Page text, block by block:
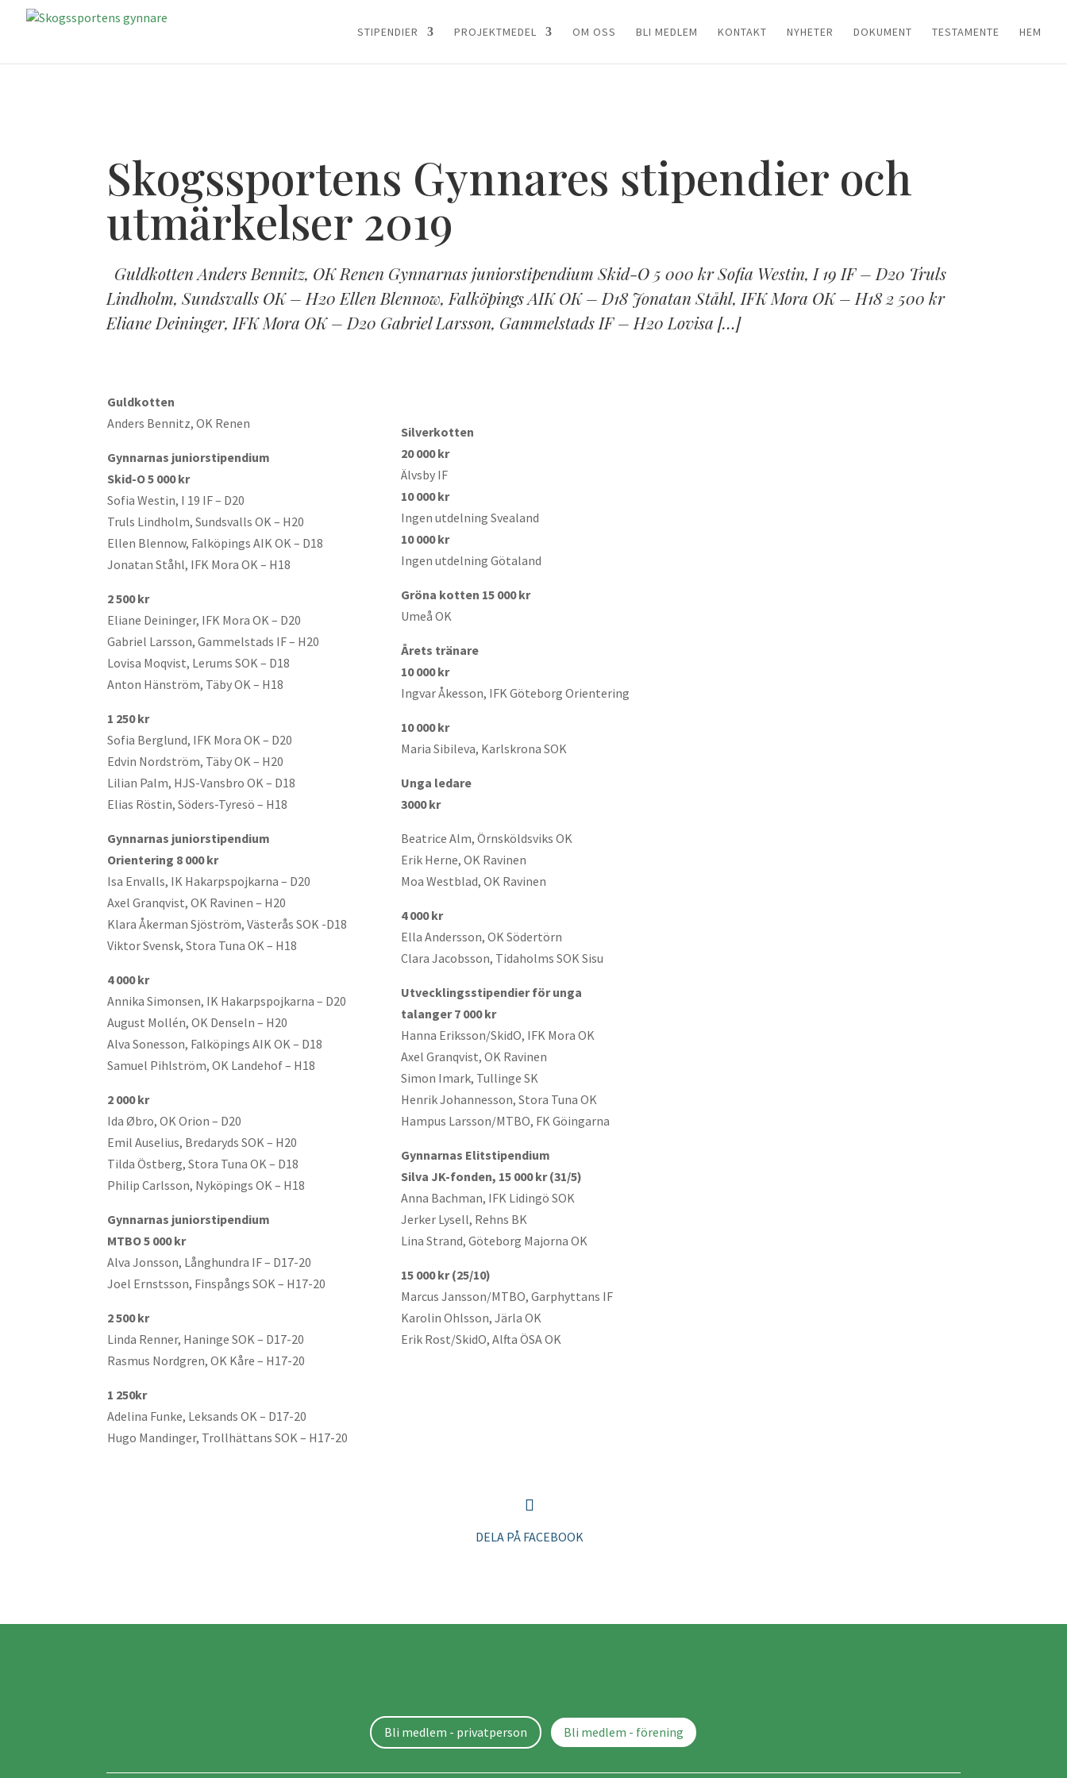
STIPENDIER PROJEKTMEDEL OM OSS BLI MEDLEM KONTAKT NYHETER DOKUMENT TESTAMENTE HEM
Skogssportens Gynnares stipendier och
utmärkelser 2019
Guldkotten Anders Bennitz, OK Renen Gynnarnas juniorstipendium Skid-O 5 000 kr Sofia Westin, I 19 IF – D20 Truls
Lindholm, Sundsvalls OK – H20 Ellen Blennow, Falköpings AIK OK – D18 Jonatan Ståhl, IFK Mora OK – H18 2 500 kr
Eliane Deininger, IFK Mora OK – D20 Gabriel Larsson, Gammelstads IF – H20 Lovisa […]
Guldkotten
Anders Bennitz, OK Renen
Gynnarnas juniorstipendium
Skid-O 5 000 kr
Sofia Westin, I 19 IF – D20
Truls Lindholm, Sundsvalls OK – H20
Ellen Blennow, Falköpings AIK OK – D18
Jonatan Ståhl, IFK Mora OK – H18
2 500 kr
Eliane Deininger, IFK Mora OK – D20
Gabriel Larsson, Gammelstads IF – H20
Lovisa Moqvist, Lerums SOK – D18
Anton Hänström, Täby OK – H18
1 250 kr
Sofia Berglund, IFK Mora OK – D20
Edvin Nordström, Täby OK – H20
Lilian Palm, HJS-Vansbro OK – D18
Elias Röstin, Söders-Tyresö – H18
Gynnarnas juniorstipendium
Orientering 8 000 kr
Isa Envalls, IK Hakarpspojkarna – D20
Axel Granqvist, OK Ravinen – H20
Klara Åkerman Sjöström, Västerås SOK -D18
Viktor Svensk, Stora Tuna OK – H18
4 000 kr
Annika Simonsen, IK Hakarpspojkarna – D20
August Mollén, OK Denseln – H20
Alva Sonesson, Falköpings AIK OK – D18
Samuel Pihlström, OK Landehof – H18
2 000 kr
Ida Øbro, OK Orion – D20
Emil Auselius, Bredaryds SOK – H20
Tilda Östberg, Stora Tuna OK – D18
Philip Carlsson, Nyköpings OK – H18
Gynnarnas juniorstipendium
MTBO 5 000 kr
Alva Jonsson, Långhundra IF – D17-20
Joel Ernstsson, Finspångs SOK – H17-20
2 500 kr
Linda Renner, Haninge SOK – D17-20
Rasmus Nordgren, OK Kåre – H17-20
1 250kr
Adelina Funke, Leksands OK – D17-20
Hugo Mandinger, Trollhättans SOK – H17-20
Silverkotten
20 000 kr
Älvsby IF
10 000 kr
Ingen utdelning Svealand
10 000 kr
Ingen utdelning Götaland
Gröna kotten 15 000 kr
Umeå OK
Årets tränare
10 000 kr
Ingvar Åkesson, IFK Göteborg Orientering
10 000 kr
Maria Sibileva, Karlskrona SOK
Unga ledare
3000 kr
Beatrice Alm, Örnsköldsviks OK
Erik Herne, OK Ravinen
Moa Westblad, OK Ravinen
4 000 kr
Ella Andersson, OK Södertörn
Clara Jacobsson, Tidaholms SOK Sisu
Utvecklingsstipendier för unga
talanger 7 000 kr
Hanna Eriksson/SkidO, IFK Mora OK
Axel Granqvist, OK Ravinen
Simon Imark, Tullinge SK
Henrik Johannesson, Stora Tuna OK
Hampus Larsson/MTBO, FK Göingarna
Gynnarnas Elitstipendium
Silva JK-fonden, 15 000 kr (31/5)
Anna Bachman, IFK Lidingö SOK
Jerker Lysell, Rehns BK
Lina Strand, Göteborg Majorna OK
15 000 kr (25/10)
Marcus Jansson/MTBO, Garphyttans IF
Karolin Ohlsson, Järla OK
Erik Rost/SkidO, Alfta ÖSA OK
DELA PÅ FACEBOOK
Bli medlem - privatperson Bli medlem - förening